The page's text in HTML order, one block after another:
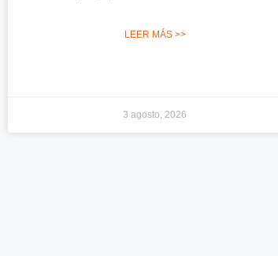
LEER MÁS >>
3 agosto, 2026